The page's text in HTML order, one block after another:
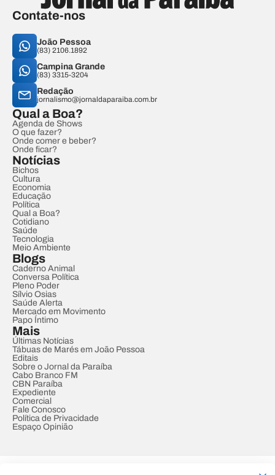
Contate-nos
João Pessoa
(83) 2106.1892
Campina Grande
(83) 3315-3204
Redação
jornalismo@jornaldaparaiba.com.br
Qual a Boa?
Agenda de Shows
O que fazer?
Onde comer e beber?
Onde ficar?
Notícias
Bichos
Cultura
Economia
Educação
Política
Qual a Boa?
Cotidiano
Saúde
Tecnologia
Meio Ambiente
Blogs
Caderno Animal
Conversa Política
Pleno Poder
Sílvio Osias
Saúde Alerta
Mercado em Movimento
Papo Íntimo
Mais
Últimas Notícias
Tábuas de Marés em João Pessoa
Editais
Sobre o Jornal da Paraíba
Cabo Branco FM
CBN Paraíba
Expediente
Comercial
Fale Conosco
Política de Privacidade
Espaço Opinião